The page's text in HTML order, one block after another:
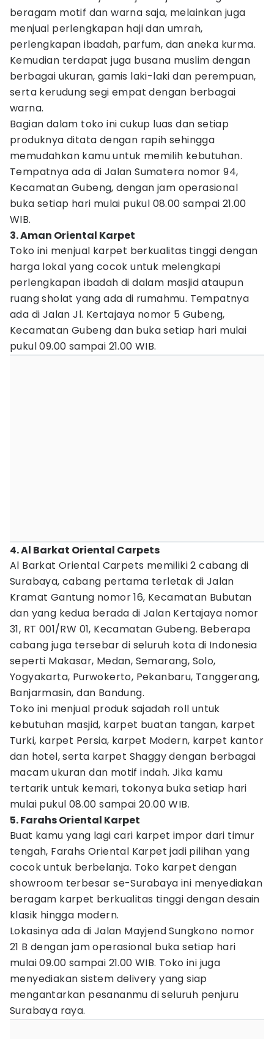
beragam motif dan warna saja, melainkan juga
menjual perlengkapan haji dan umrah,
perlengkapan ibadah, parfum, dan aneka kurma.
Kemudian terdapat juga busana muslim dengan
berbagai ukuran, gamis laki-laki dan perempuan,
serta kerudung segi empat dengan berbagai
warna.
Bagian dalam toko ini cukup luas dan setiap
produknya ditata dengan rapih sehingga
memudahkan kamu untuk memilih kebutuhan.
Tempatnya ada di Jalan Sumatera nomor 94,
Kecamatan Gubeng, dengan jam operasional
buka setiap hari mulai pukul 08.00 sampai 21.00
WIB.
3. Aman Oriental Karpet
Toko ini menjual karpet berkualitas tinggi dengan
harga lokal yang cocok untuk melengkapi
perlengkapan ibadah di dalam masjid ataupun
ruang sholat yang ada di rumahmu. Tempatnya
ada di Jalan Jl. Kertajaya nomor 5 Gubeng,
Kecamatan Gubeng dan buka setiap hari mulai
pukul 09.00 sampai 21.00 WIB.
4. Al Barkat Oriental Carpets
Al Barkat Oriental Carpets memiliki 2 cabang di
Surabaya, cabang pertama terletak di Jalan
Kramat Gantung nomor 16, Kecamatan Bubutan
dan yang kedua berada di Jalan Kertajaya nomor
31, RT 001/RW 01, Kecamatan Gubeng. Beberapa
cabang juga tersebar di seluruh kota di Indonesia
seperti Makasar, Medan, Semarang, Solo,
Yogyakarta, Purwokerto, Pekanbaru, Tanggerang,
Banjarmasin, dan Bandung.
Toko ini menjual produk sajadah roll untuk
kebutuhan masjid, karpet buatan tangan, karpet
Turki, karpet Persia, karpet Modern, karpet kantor
dan hotel, serta karpet Shaggy dengan berbagai
macam ukuran dan motif indah. Jika kamu
tertarik untuk kemari, tokonya buka setiap hari
mulai pukul 08.00 sampai 20.00 WIB.
5. Farahs Oriental Karpet
Buat kamu yang lagi cari karpet impor dari timur
tengah, Farahs Oriental Karpet jadi pilihan yang
cocok untuk berbelanja. Toko karpet dengan
showroom terbesar se-Surabaya ini menyediakan
beragam karpet berkualitas tinggi dengan desain
klasik hingga modern.
Lokasinya ada di Jalan Mayjend Sungkono nomor
21 B dengan jam operasional buka setiap hari
mulai 09.00 sampai 21.00 WIB. Toko ini juga
menyediakan sistem delivery yang siap
mengantarkan pesananmu di seluruh penjuru
Surabaya raya.